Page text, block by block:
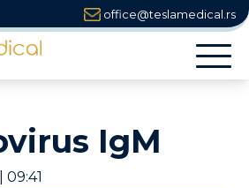
office@teslamedical.rs
IgM
09:41